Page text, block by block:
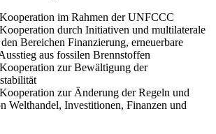
im Rahmen der UNFCCC
durch Initiativen und multilaterale
Bereichen Finanzierung, erneuerbare
aus fossilen Brennstoffen
zur Bewältigung der
zur Änderung der Regeln und
Welthandel, Investitionen, Finanzen und